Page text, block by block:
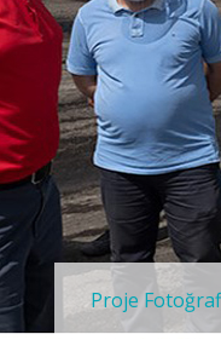
Proje